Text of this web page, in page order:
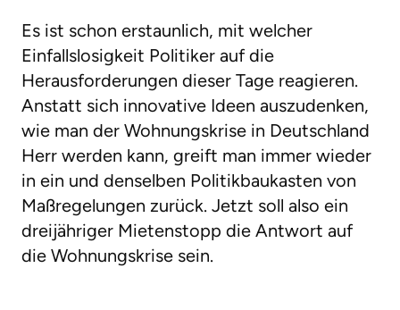
Es ist schon erstaunlich, mit welcher
Einfallslosigkeit Politiker auf die
Herausforderungen dieser Tage reagieren.
Anstatt sich innovative Ideen auszudenken,
wie man der Wohnungskrise in Deutschland
Herr werden kann, greift man immer wieder
in ein und denselben Politikbaukasten von
Maßregelungen zurück. Jetzt soll also ein
dreijähriger Mietenstopp die Antwort auf
die Wohnungskrise sein.